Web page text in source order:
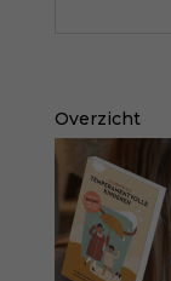
Overzicht